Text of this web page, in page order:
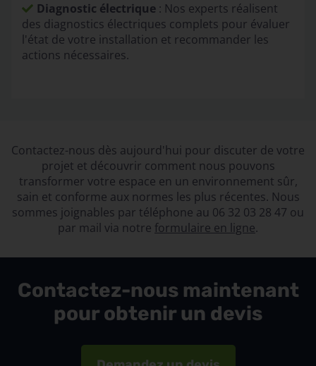
Diagnostic électrique : Nos experts réalisent
des diagnostics électriques complets pour évaluer
l'état de votre installation et recommander les
actions nécessaires.
Contactez-nous dès aujourd'hui pour discuter de votre
projet et découvrir comment nous pouvons
transformer votre espace en un environnement sûr,
sain et conforme aux normes les plus récentes. Nous
sommes joignables par téléphone au 06 32 03 28 47 ou
par mail via notre formulaire en ligne.
Contactez-nous maintenant
pour obtenir un devis